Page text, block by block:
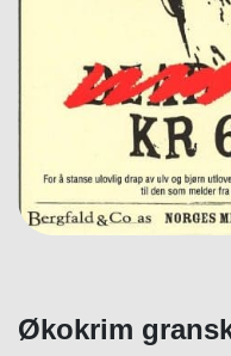
Økokrim